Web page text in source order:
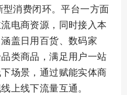
型消费闭环。平台一方面
电商资源，同时接入本
盖日用百货、数码家
类商品，满足用户一站
场景，通过赋能实体商
上线下流量互通。